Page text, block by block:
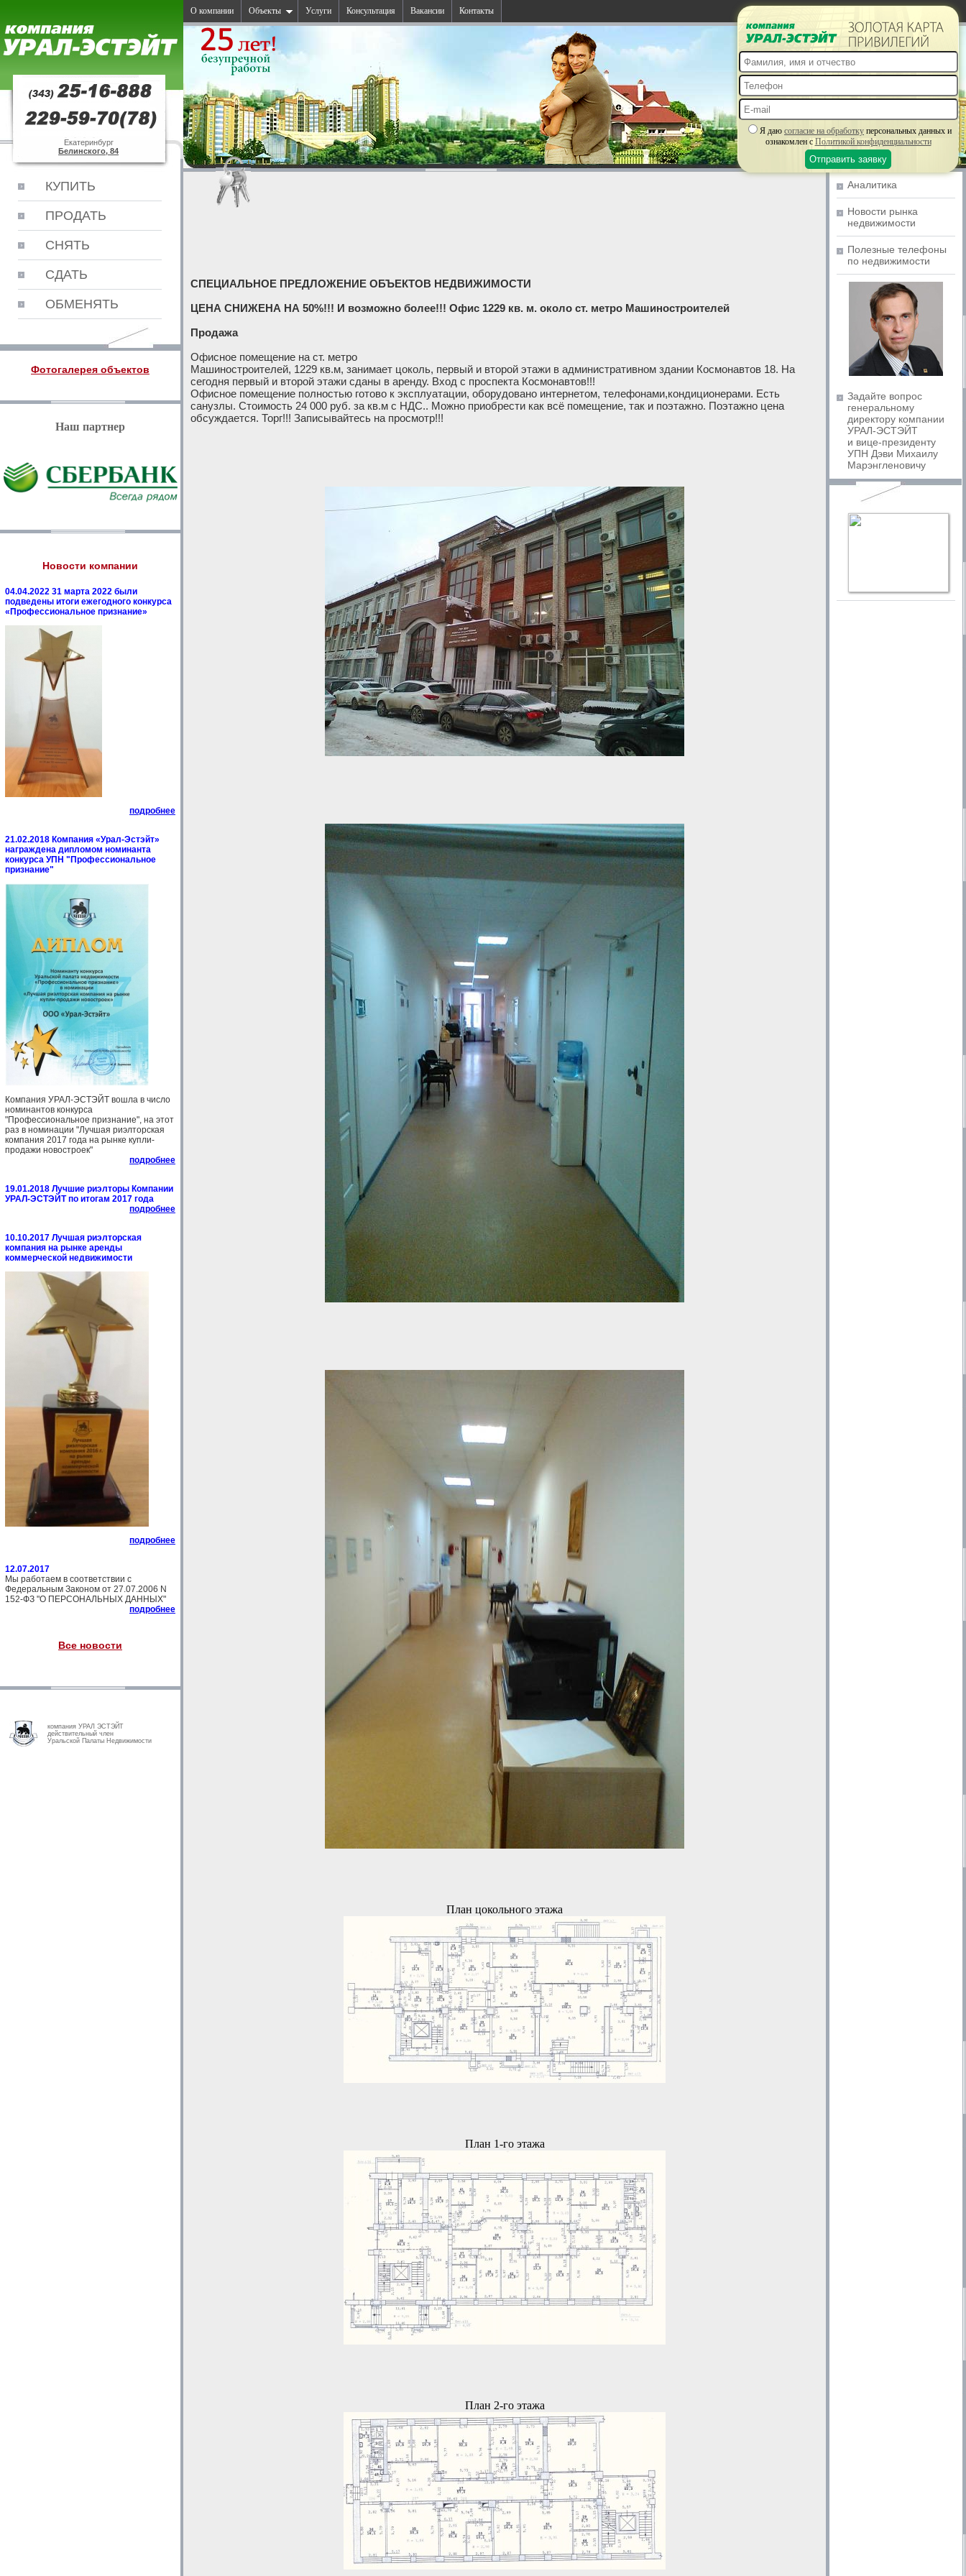
Екатеринбург
Белинского, 84
КУПИТЬ
ПРОДАТЬ
СНЯТЬ
СДАТЬ
ОБМЕНЯТЬ
Фотогалерея объектов
Наш партнер
Новости компании
04.04.2022 31 марта 2022 были
подведены итоги ежегодного конкурса
«Профессиональное признание»
подробнее
21.02.2018 Компания «Урал-Эстэйт»
награждена дипломом номинанта
конкурса УПН "Профессиональное
признание"
Компания УРАЛ-ЭСТЭЙТ вошла в число
номинантов конкурса
"Профессиональное признание", на этот
раз в номинации "Лучшая риэлторская
компания 2017 года на рынке купли-
продажи новостроек"
подробнее
19.01.2018 Лучшие риэлторы Компании
УРАЛ-ЭСТЭЙТ по итогам 2017 года
подробнее
10.10.2017 Лучшая риэлторская
компания на рынке аренды
коммерческой недвижимости
подробнее
12.07.2017
Мы работаем в соответствии с
Федеральным Законом от 27.07.2006 N
152-ФЗ "О ПЕРСОНАЛЬНЫХ ДАННЫХ"
подробнее
Все новости
компания УРАЛ ЭСТЭЙТ
действительный член
Уральской Палаты Недвижимости
О компании Объекты Услуги Консультация Вакансии Контакты
Я даю согласие на обработку персональных данных и
ознакомлен с Политикой конфиденциальности
СПЕЦИАЛЬНОЕ ПРЕДЛОЖЕНИЕ ОБЪЕКТОВ НЕДВИЖИМОСТИ
ЦЕНА СНИЖЕНА НА 50%!!! И возможно более!!! Офис 1229 кв. м. около ст. метро Машиностроителей
Продажа
Офисное помещение на ст. метро
Машиностроителей, 1229 кв.м, занимает цоколь, первый и второй этажи в административном здании Космонавтов 18. На
сегодня первый и второй этажи сданы в аренду. Вход с проспекта Космонавтов!!!
Офисное помещение полностью готово к эксплуатации, оборудовано интернетом, телефонами,кондиционерами. Есть
санузлы. Стоимость 24 000 руб. за кв.м c НДС.. Можно приобрести как всё помещение, так и поэтажно. Поэтажно цена
обсуждается. Торг!!! Записывайтесь на просмотр!!!
План цокольного этажа
План 1-го этажа
План 2-го этажа
Аналитика
Новости рынка
недвижимости
Полезные телефоны
по недвижимости
Задайте вопрос
генеральному
директору компании
УРАЛ-ЭСТЭЙТ
и вице-президенту
УПН Дэви Михаилу
Марэнгленовичу